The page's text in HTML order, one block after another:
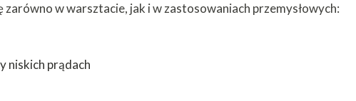
zarówno w warsztacie, jak i w zastosowaniach przemysłowych:
niskich prądach